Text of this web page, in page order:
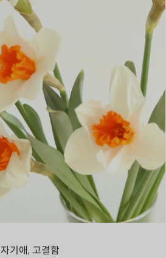
자기애, 고결함